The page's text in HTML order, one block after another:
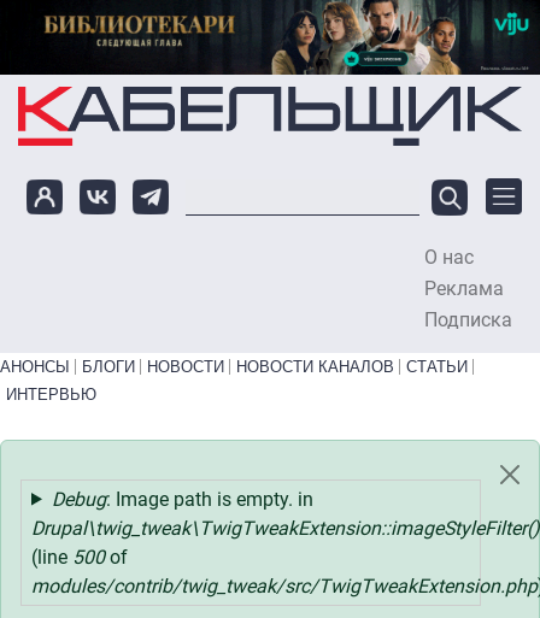
Перейти к основному содержанию
О нас
Реклама
Подписка
Primary links bottom
АНОНСЫ БЛОГИ НОВОСТИ НОВОСТИ КАНАЛОВ
СТАТЬИ
ИНТЕРВЬЮ
Статус
Debug: Image path is empty. in
Drupal\twig_tweak\TwigTweakExtension::imageStyleFilter()
(line 500of
modules/contrib/twig_tweak/src/TwigTweakExtension.php